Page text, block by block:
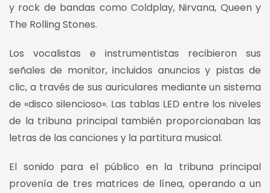
y rock de bandas como Coldplay, Nirvana, Queen y
The Rolling Stones.
Los vocalistas e instrumentistas recibieron sus
señales de monitor, incluidos anuncios y pistas de
clic, a través de sus auriculares mediante un sistema
de «disco silencioso». Las tablas LED entre los niveles
de la tribuna principal también proporcionaban las
letras de las canciones y la partitura musical.
El sonido para el público en la tribuna principal
provenía de tres matrices de línea, operando a un